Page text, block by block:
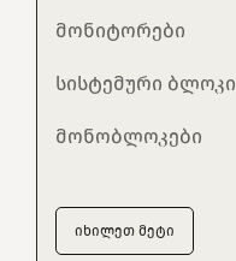
მონიტორები
სისტემური ბლოკი
მონობლოკები
იხილეთ მეტი